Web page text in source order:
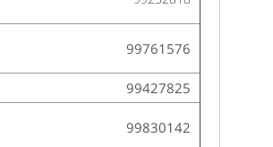
99761576
99427825
99830142